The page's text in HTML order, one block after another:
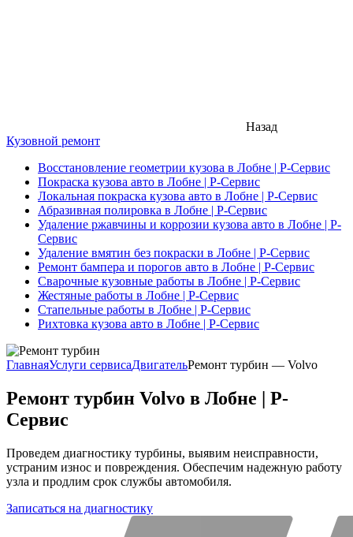
Назад
Кузовной ремонт
Восстановление геометрии кузова в Лобне | Р-Сервис
Покраска кузова авто в Лобне | Р-Сервис
Локальная покраска кузова авто в Лобне | Р-Сервис
Абразивная полировка в Лобне | Р-Сервис
Удаление ржавчины и коррозии кузова авто в Лобне | Р-
Сервис
Удаление вмятин без покраски в Лобне | Р-Сервис
Ремонт бампера и порогов авто в Лобне | Р-Сервис
Сварочные кузовные работы в Лобне | Р-Сервис
Жестяные работы в Лобне | Р-Сервис
Стапельные работы в Лобне | Р-Сервис
Рихтовка кузова авто в Лобне | Р-Сервис
ГлавнаяУслуги сервисаДвигательРемонт турбин — Volvo
Ремонт турбин Volvo в Лобне | Р-
Сервис
Проведем диагностику турбины, выявим неисправности,
устраним износ и повреждения. Обеспечим надежную работу
узла и продлим срок службы автомобиля.
Записаться на диагностику